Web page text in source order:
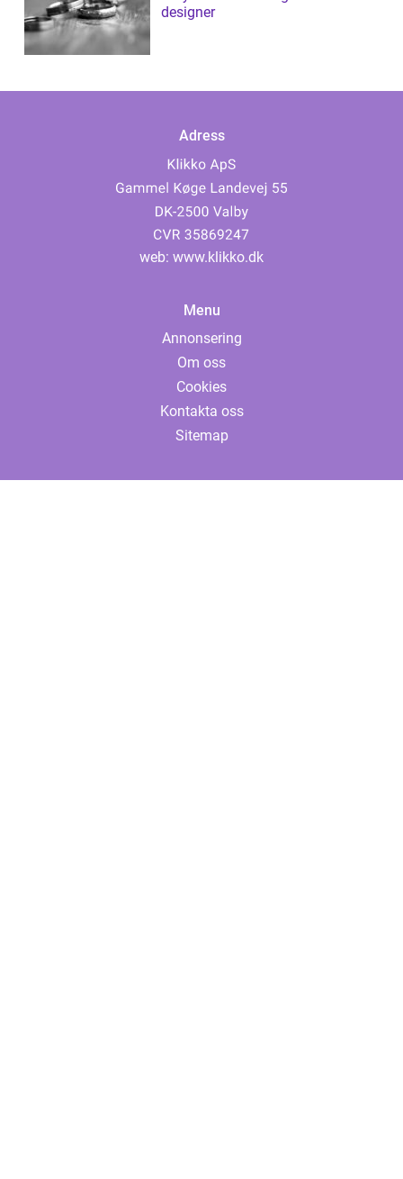
designer
Adress
web: www.klikko.dk
Menu
Annonsering
Om oss
Cookies
Kontakta oss
Sitemap